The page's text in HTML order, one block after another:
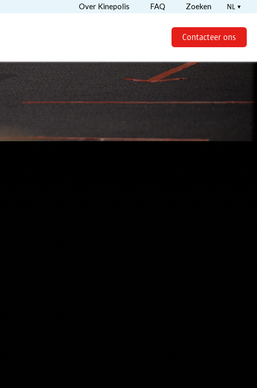
Over Kinepolis FAQ Zoeken NL
Contacteer ons